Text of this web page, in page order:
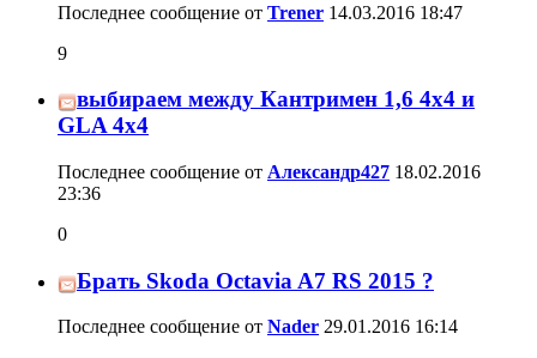
Последнее сообщение от Trener 14.03.2016 18:47
9
выбираем между Кантримен 1,6 4x4 и
GLA 4x4
Последнее сообщение от Александр427 18.02.2016
23:36
0
Брать Skoda Octavia A7 RS 2015 ?
Последнее сообщение от Nader 29.01.2016 16:14